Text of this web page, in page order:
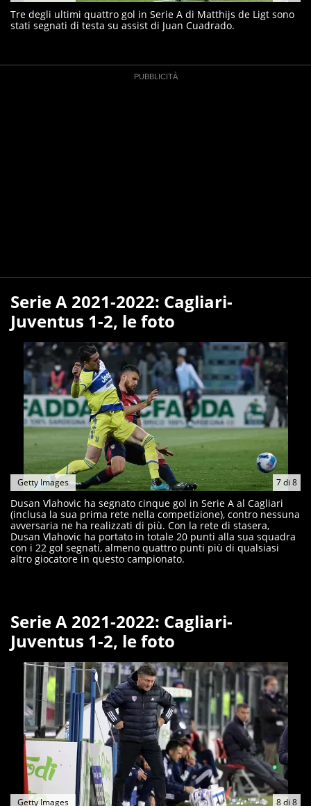
Tre degli ultimi quattro gol in Serie A di Matthijs de Ligt sono
stati segnati di testa su assist di Juan Cuadrado.
Serie A 2021-2022: Cagliari-
Juventus 1-2, le foto
7di 8
Getty Images
Dusan Vlahovic ha segnato cinque gol in Serie A al Cagliari
(inclusa la sua prima rete nella competizione), contro nessuna
avversaria ne ha realizzati di più. Con la rete di stasera,
Dusan Vlahovic ha portato in totale 20 punti alla sua squadra
con i 22 gol segnati, almeno quattro punti più di qualsiasi
altro giocatore in questo campionato.
Serie A 2021-2022: Cagliari-
Juventus 1-2, le foto
8di 8
Getty Images